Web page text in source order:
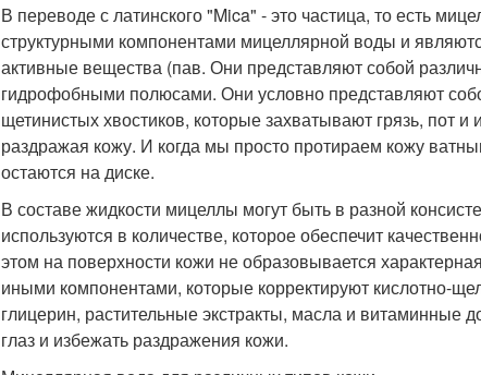
В переводе с латинского "Mica" - это частица, то есть
структурными компонентами мицеллярной воды и
активные вещества (пав. Они представляют собой
гидрофобными полюсами. Они условно представляют
щетинистых хвостиков, которые захватывают грязь, пот
раздражая кожу. И когда мы просто протираем кожу
остаются на диске.
В составе жидкости мицеллы могут быть в разной
используются в количестве, которое обеспечит
этом на поверхности кожи не образовывается
иными компонентами, которые корректируют кислотно-
глицерин, растительные экстракты, масла и витаминные
глаз и избежать раздражения кожи.